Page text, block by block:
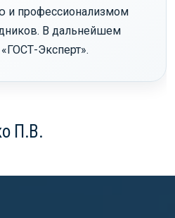
и профессионализмом
В дальнейшем
Эксперт».
П.В.